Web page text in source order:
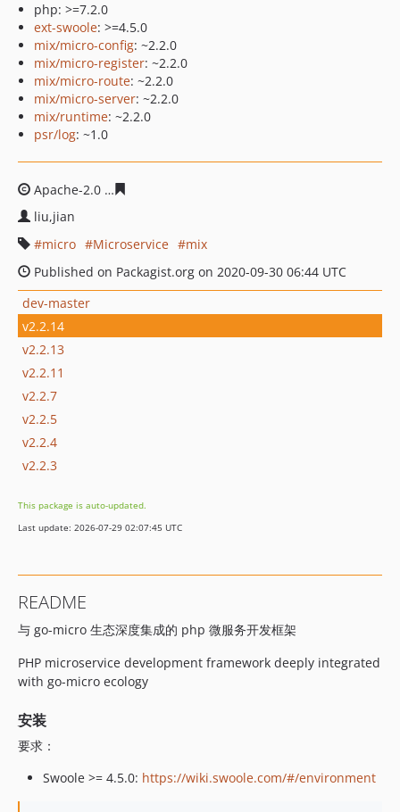
php: >=7.2.0
ext-swoole: >=4.5.0
mix/micro-config: ~2.2.0
mix/micro-register: ~2.2.0
mix/micro-route: ~2.2.0
mix/micro-server: ~2.2.0
mix/runtime: ~2.2.0
psr/log: ~1.0
Apache-2.0
liu,jian
micro
Microservice
mix
Published on Packagist.org on 2020-09-30 06:44 UTC
dev-master
v2.2.14
v2.2.13
v2.2.11
v2.2.7
v2.2.5
v2.2.4
v2.2.3
This package is auto-updated.
Last update: 2026-07-29 02:07:45 UTC
README
与 go-micro 生态深度集成的 php 微服务开发框架
PHP microservice development framework deeply integrated
with go-micro ecology
安装
要求：
Swoole >= 4.5.0: https://wiki.swoole.com/#/environment